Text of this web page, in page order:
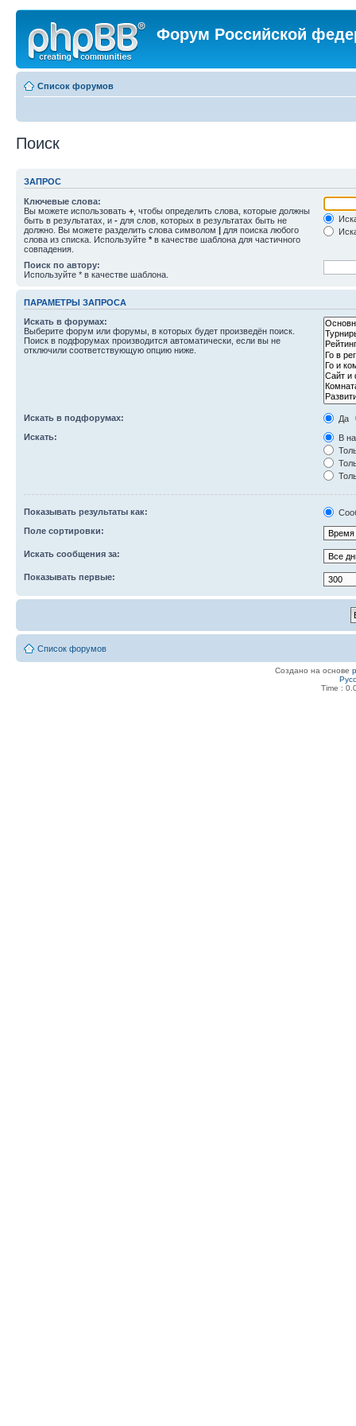
Форум Российской
Список форумов
Поиск
ЗАПРОС
Ключевые слова:
Вы можете использовать + , чтобы определить слова, которые должны
быть в результатах, и - для слов, которых в результатах быть не
должно. Вы можете разделить слова символом | для поиска любого
слова из списка. Используйте * в качестве шаблона для частичного
совпадения.
Поиск по автору:
Используйте * в качестве шаблона.
ПАРАМЕТРЫ ЗАПРОСА
Искать в форумах:
Выберите форум или форумы, в которых будет произведён поиск.
Поиск в подфорумах производится автоматически, если вы не
отключили соответствующую опцию ниже.
Искать в подфорумах:
Да
Искать:
В
Показывать результаты как:
Поле сортировки:
Искать сообщения за:
Показывать первые:
Список форумов
Создано на основе
Time :